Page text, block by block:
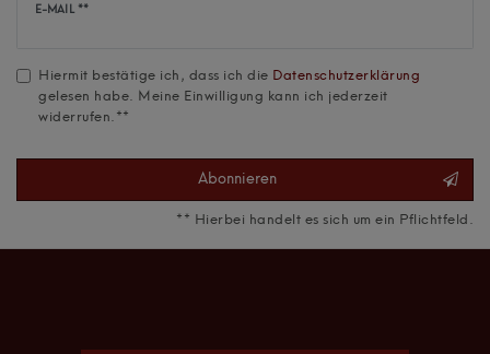
E-MAIL **
Newsletter
Hiermit bestätige ich, dass ich die Daten­schutz­erklärung
gelesen habe. Meine Einwilligung kann ich jederzeit
widerrufen.**
Abonnieren
** Hierbei handelt es sich um ein Pflichtfeld.